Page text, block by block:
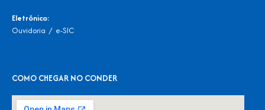
Eletrônico:
Ouvidoria / e-SIC
COMO CHEGAR NO CONDER